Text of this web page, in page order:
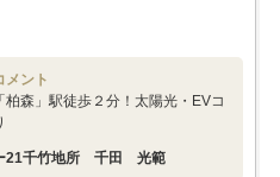
メント
柏森」駅徒歩２分！太陽光・EVコ
21千竹地所 千田 光範